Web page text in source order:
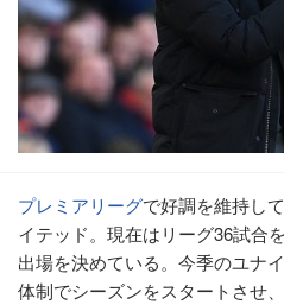
プレミアリーグで好調を維持し
イテッド。現在はリーグ36試合
出場を決めている。今季のユナ
体制でシーズンをスタートさせ